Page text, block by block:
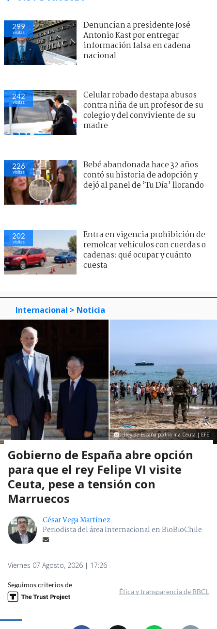
299
visitas
Denuncian a presidente José
Antonio Kast por entregar
información falsa en cadena
nacional
242
visitas
Celular robado destapa abusos
contra niña de un profesor de su
colegio y del conviviente de su
madre
226
visitas
Bebé abandonada hace 32 años
contó su historia de adopción y
dejó al panel de ’Tu Día’ llorando
202
visitas
Entra en vigencia prohibición de
remolcar vehículos con cuerdas o
cadenas: qué ocupar y cuánto
cuesta
Internacional > Noticia
Rey de España podría ir a Ceuta | EFE
Gobierno de España abre opción
para que el rey Felipe VI visite
Ceuta, pese a tensión con
Marruecos
César Vega Martínez
Periodista del área Internacional en BioBioChile
Viernes 07 Agosto, 2026 | 17:26
Seguimos criterios de
Ética y transparencia de BBCL